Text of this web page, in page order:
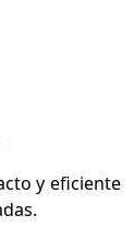
y eficiente